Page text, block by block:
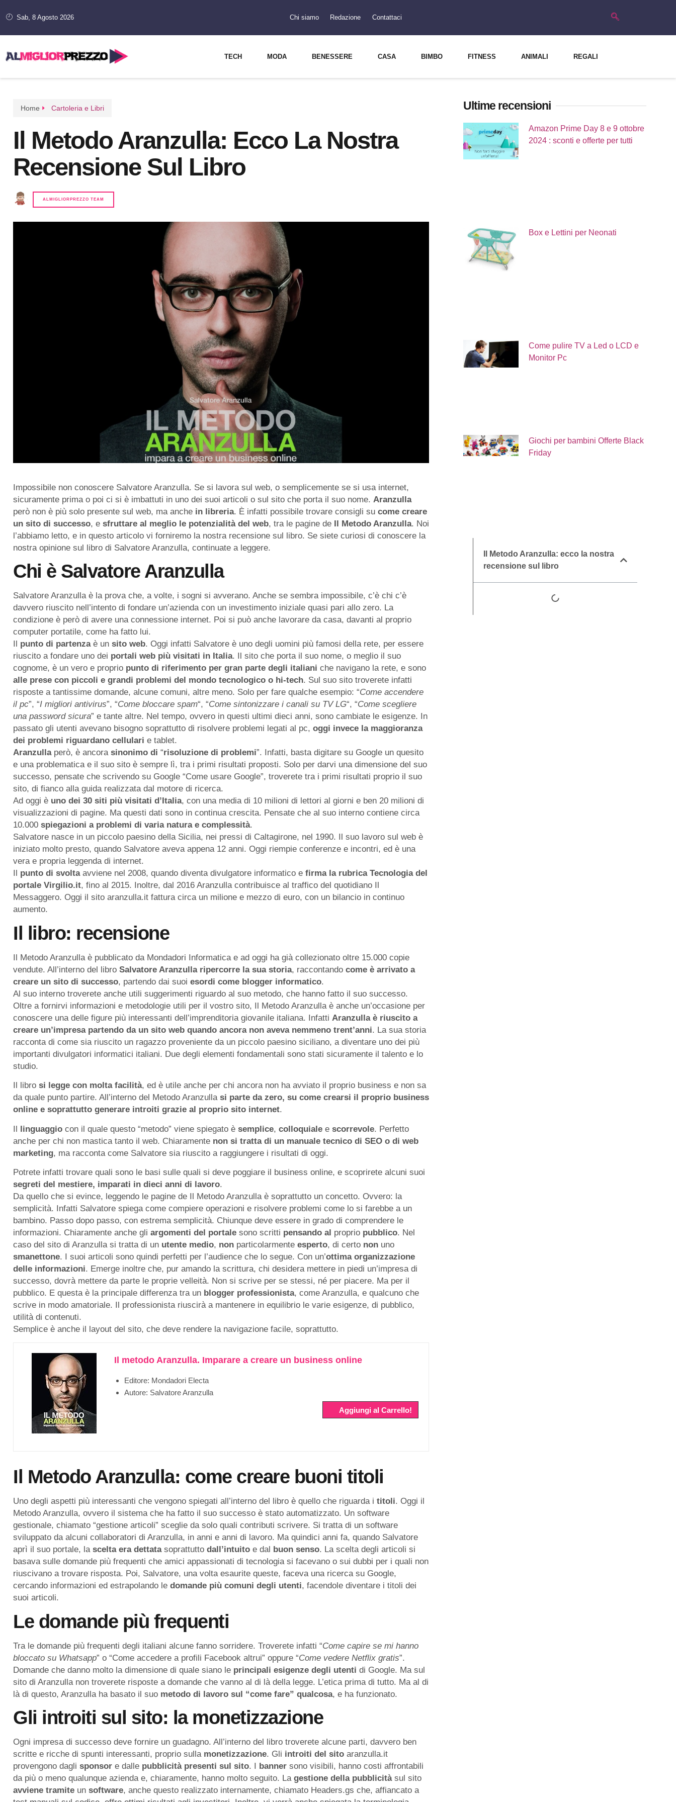
Sab, 8 Agosto 2026 Chi siamo Redazione Contattaci
TECH MODA BENESSERE CASA BIMBO FITNESS ANIMALI REGALI
Home Cartoleria e Libri
Il Metodo Aranzulla: Ecco La Nostra
Recensione Sul Libro
ALMIGLIORPREZZO TEAM
Impossibile non conoscere Salvatore Aranzulla. Se si lavora sul web, o semplicemente se si usa internet,
sicuramente prima o poi ci si è imbattuti in uno dei suoi articoli o sul sito che porta il suo nome. Aranzulla
però non è più solo presente sul web, ma anche in libreria. È infatti possibile trovare consigli su come creare
un sito di successo, e sfruttare al meglio le potenzialità del web, tra le pagine de Il Metodo Aranzulla. Noi
l’abbiamo letto, e in questo articolo vi forniremo la nostra recensione sul libro. Se siete curiosi di conoscere la
nostra opinione sul libro di Salvatore Aranzulla, continuate a leggere.
Chi è Salvatore Aranzulla
Salvatore Aranzulla è la prova che, a volte, i sogni si avverano. Anche se sembra impossibile, c’è chi c’è
davvero riuscito nell’intento di fondare un’azienda con un investimento iniziale quasi pari allo zero. La
condizione è però di avere una connessione internet. Poi si può anche lavorare da casa, davanti al proprio
computer portatile, come ha fatto lui.
punto di partenzaè un sito web. Oggi infatti Salvatore è uno degli uomini più famosi della rete, per essere
riuscito a fondare uno dei portali web più visitati in Italia. Il sito che porta il suo nome, o meglio il suo
cognome, è un vero e proprio punto di riferimento per gran parte degli italiani che navigano la rete, e sono
alle prese con piccoli e grandi problemi del mondo tecnologico o hi-tech. Sul suo sito troverete infatti
risposte a tantissime domande, alcune comuni, altre meno. Solo per fare qualche esempio: “Come accendere
il pc”, “I migliori antivirus”, “Come bloccare spam“, “Come sintonizzare i canali su TV LG“, “Come scegliere
una password sicura” e tante altre. Nel tempo, ovvero in questi ultimi dieci anni, sono cambiate le esigenze. In
passato gli utenti avevano bisogno soprattutto di risolvere problemi legati al pc, oggi invece la maggioranza
dei problemi riguardano cellulari e tablet.
Aranzullaperò, è ancora sinonimo di “risoluzione di problemi”. Infatti, basta digitare su Google un quesito
e una problematica e il suo sito è sempre lì, tra i primi risultati proposti. Solo per darvi una dimensione del suo
successo, pensate che scrivendo su Google “Come usare Google”, troverete tra i primi risultati proprio il suo
sito, di fianco alla guida realizzata dal motore di ricerca.
Ad oggi è uno dei 30 siti più visitati d’Italia, con una media di 10 milioni di lettori al giorni e ben 20 milioni di
visualizzazioni di pagine. Ma questi dati sono in continua crescita. Pensate che al suo interno contiene circa
10.000 spiegazioni a problemi di varia natura e complessità.
Salvatore nasce in un piccolo paesino della Sicilia, nei pressi di Caltagirone, nel 1990. Il suo lavoro sul web è
iniziato molto presto, quando Salvatore aveva appena 12 anni. Oggi riempie conferenze e incontri, ed è una
vera e propria leggenda di internet.
punto di svolta avviene nel 2008, quando diventa divulgatore informatico e firma la rubrica Tecnologia del
portale Virgilio.it, fino al 2015. Inoltre, dal 2016 Aranzulla contribuisce al traffico del quotidiano Il
Messaggero. Oggi il sito aranzulla.it fattura circa un milione e mezzo di euro, con un bilancio in continuo
aumento.
Il libro: recensione
Il Metodo Aranzulla è pubblicato da Mondadori Informatica e ad oggi ha già collezionato oltre 15.000 copie
vendute. All’interno del libro Salvatore Aranzulla ripercorre la sua storia, raccontando come è arrivato a
creare un sito di successo, partendo dai suoi esordi come blogger informatico.
Al suo interno troverete anche utili suggerimenti riguardo al suo metodo, che hanno fatto il suo successo.
Oltre a fornirvi informazioni e metodologie utili per il vostro sito, Il Metodo Aranzulla è anche un’occasione per
conoscere una delle figure più interessanti dell’imprenditoria giovanile italiana. Infatti Aranzulla è riuscito a
creare un’impresa partendo da un sito web quando ancora non aveva nemmeno trent’anni. La sua storia
racconta di come sia riuscito un ragazzo proveniente da un piccolo paesino siciliano, a diventare uno dei più
importanti divulgatori informatici italiani. Due degli elementi fondamentali sono stati sicuramente il talento e lo
studio.
Il libro si legge con molta facilità, ed è utile anche per chi ancora non ha avviato il proprio business e non sa
da quale punto partire. All’interno del Metodo Aranzulla si parte da zero, su come crearsi il proprio business
online e soprattutto generare introiti grazie al proprio sito internet.
Il linguaggio con il quale questo “metodo” viene spiegato è semplice, colloquiale e scorrevole. Perfetto
anche per chi non mastica tanto il web. Chiaramente non si tratta di un manuale tecnico di SEO o di web
marketing, ma racconta come Salvatore sia riuscito a raggiungere i risultati di oggi.
Potrete infatti trovare quali sono le basi sulle quali si deve poggiare il business online, e scoprirete alcuni suoi
segreti del mestiere, imparati in dieci anni di lavoro.
Da quello che si evince, leggendo le pagine de Il Metodo Aranzulla è soprattutto un concetto. Ovvero: la
semplicità. Infatti Salvatore spiega come compiere operazioni e risolvere problemi come lo si farebbe a un
bambino. Passo dopo passo, con estrema semplicità. Chiunque deve essere in grado di comprendere le
informazioni. Chiaramente anche gli argomenti del portale sono scritti pensando al proprio pubblico. Nel
caso del sito di Aranzulla si tratta di un utente medio, non particolarmente esperto, di certo non uno
smanettone. I suoi articoli sono quindi perfetti per l’audience che lo segue. Con un’ottima organizzazione
delle informazioni. Emerge inoltre che, pur amando la scrittura, chi desidera mettere in piedi un’impresa di
successo, dovrà mettere da parte le proprie velleità. Non si scrive per se stessi, né per piacere. Ma per il
pubblico. E questa è la principale differenza tra un blogger professionista, come Aranzulla, e qualcuno che
scrive in modo amatoriale. Il professionista riuscirà a mantenere in equilibrio le varie esigenze, di pubblico,
utilità di contenuti.
Semplice è anche il layout del sito, che deve rendere la navigazione facile, soprattutto.
Il metodo Aranzulla. Imparare a creare un business online
Editore: Mondadori Electa
Autore: Salvatore Aranzulla
Aggiungi al Carrello!
Il Metodo Aranzulla: come creare buoni titoli
Uno degli aspetti più interessanti che vengono spiegati all’interno del libro è quello che riguarda i titoli. Oggi il
Metodo Aranzulla, ovvero il sistema che ha fatto il suo successo è stato automatizzato. Un software
gestionale, chiamato “gestione articoli” sceglie da solo quali contributi scrivere. Si tratta di un software
sviluppato da alcuni collaboratori di Aranzulla, in anni e anni di lavoro. Ma quindici anni fa, quando Salvatore
aprì il suo portale, la scelta era dettatasoprattutto dall’intuito e dal buon senso. La scelta degli articoli si
basava sulle domande più frequenti che amici appassionati di tecnologia si facevano o sui dubbi per i quali non
riuscivano a trovare risposta. Poi, Salvatore, una volta esaurite queste, faceva una ricerca su Google,
cercando informazioni ed estrapolando le domande più comuni degli utenti, facendole diventare i titoli dei
suoi articoli.
Le domande più frequenti
Tra le domande più frequenti degli italiani alcune fanno sorridere. Troverete infatti “Come capire se mi hanno
bloccato su Whatsapp” o “Come accedere a profili Facebook altrui” oppure “Come vedere Netflix gratis”.
Domande che danno molto la dimensione di quale siano le principali esigenze degli utenti di Google. Ma sul
sito di Aranzulla non troverete risposte a domande che vanno al di là della legge. L’etica prima di tutto. Ma al di
là di questo, Aranzulla ha basato il suo metodo di lavoro sul “come fare” qualcosa, e ha funzionato.
Gli introiti sul sito: la monetizzazione
Ogni impresa di successo deve fornire un guadagno. All’interno del libro troverete alcune parti, davvero ben
scritte e ricche di spunti interessanti, proprio sulla monetizzazione. Gli introiti del sito aranzulla.it
provengono dagli sponsor e dalle pubblicità presenti sul sito. I banner sono visibili, hanno costi affrontabili
da più o meno qualunque azienda e, chiaramente, hanno molto seguito. La gestione della pubblicitàsul sito
avviene tramite un software, anche questo realizzato internamente, chiamato Headers.gs che, affiancato a
Ultime recensioni
Amazon Prime Day 8 e 9 ottobre
2024 : sconti e offerte per tutti
Box e Lettini per Neonati
Come pulire TV a Led o LCD e
Monitor Pc
Giochi per bambini Offerte Black
Friday
Il Metodo Aranzulla: ecco la nostra
recensione sul libro